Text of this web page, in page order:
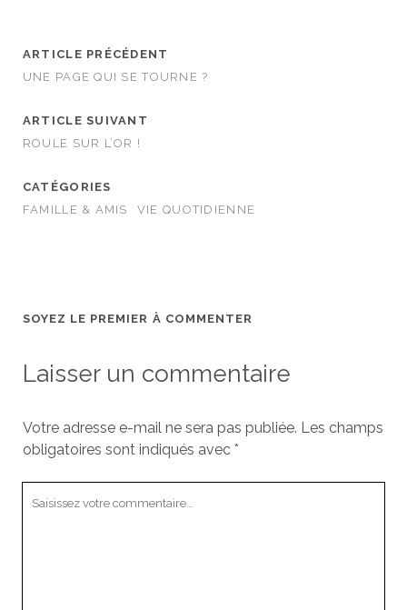
ARTICLE PRÉCÉDENT
UNE PAGE QUI SE TOURNE ?
ARTICLE SUIVANT
ROULE SUR L’OR !
CATÉGORIES
FAMILLE & AMIS
VIE QUOTIDIENNE
SOYEZ LE PREMIER À COMMENTER
Laisser un commentaire
Votre adresse e-mail ne sera pas publiée. Les champs
obligatoires sont indiqués avec *